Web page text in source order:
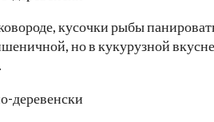
кусочки рыбы
но в кукурузной